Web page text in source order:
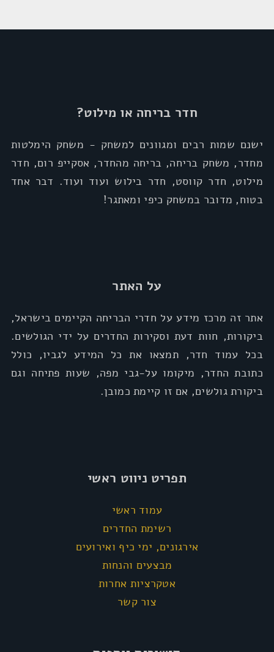
חדר בריחה או מילוט?
ישנם שמות רבים ומגוונים למשחק - משחק הימלטות
מחדר, משחק בריחה, בריחה מהחדר, אסקייפ רום, חדר
מילוט, חדר קווסט, חדר בילוש ועוד ועוד. דבר אחד
בטוח, מדובר במשחק כיפי ומאתגר!
על האתר
אתר זה מרכז מידע על חדרי הבריחה הקיימים בישראל,
ביקורות, חוות דעת וסקירות החדרים על ידי הגולשים.
בכל עמוד חדר, תמצאו את כל המידע לגביו, כולל
כתובת החדר, מיקומו על-גבי מפה, שעות פתיחה וגם
ביקורת גולשים, אם זו קיימת כמובן.
תפריט ניווט ראשי
עמוד ראשי
רשימת החדרים
אירגונים, ימי כיף ואירועים
מבצעים והנחות
אטקרציות אחרות
צור קשר